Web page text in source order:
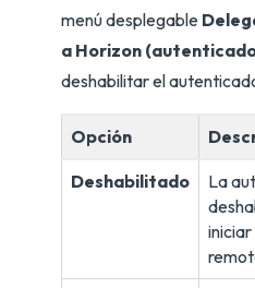
menú desplegable
a Horizon
deshabilitar el
Opción
Deshabilitado
La